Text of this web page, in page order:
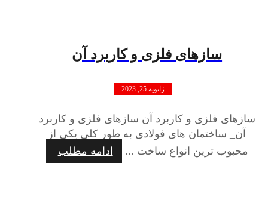
سازهای فلزی و کاربرد آن
ژانویه 25, 2023
سازهای فلزی و کاربرد آن سازهای فلزی و کاربرد
آن_ ساختمان های فولادی به طور کلی یکی از
محبوب ترین انواع ساخت ...
ادامه مطلب